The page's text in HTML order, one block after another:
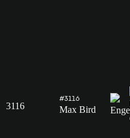
3116
#3116
Max Bird